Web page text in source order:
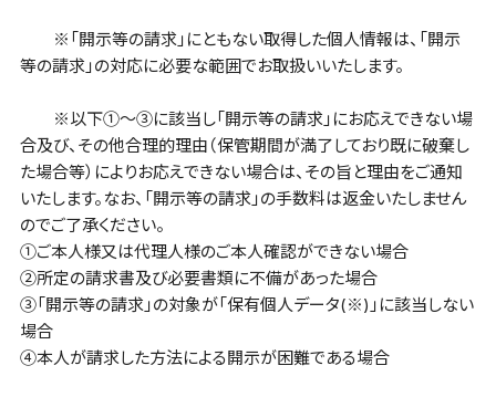
※「開示等の請求」にともない取得した個人情報は、「開示
等の請求」の対応に必要な範囲でお取扱いいたします。
※以下①～③に該当し「開示等の請求」にお応えできない場
合及び、その他合理的理由（保管期間が満了しており既に破棄し
た場合等）によりお応えできない場合は、その旨と理由をご通知
いたします。なお、「開示等の請求」の手数料は返金いたしません
のでご了承ください。
①ご本人様又は代理人様のご本人確認ができない場合
②所定の請求書及び必要書類に不備があった場合
③「開示等の請求」の対象が「保有個人データ(※)」に該当しない
場合
④本人が請求した方法による開示が困難である場合